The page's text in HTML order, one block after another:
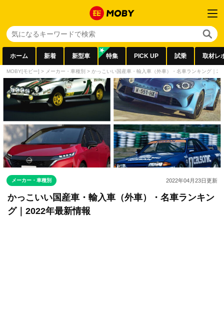
ホーム 新着 新型車 特集 PICK UP 試乗 取材レ
MOBY[モビー] > メーカー・車種別 > かっこいい国産車・輸入車（外車）・名車ランキング｜
メーカー・車種別 2022年04月23日更新
かっこいい国産車・輸入車（外車）・名車ランキン
グ｜2022年最新情報